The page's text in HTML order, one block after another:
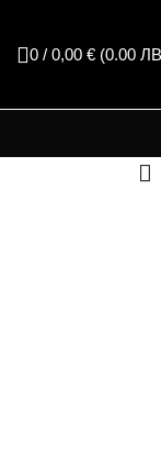
0 / 0,00 € (0.00